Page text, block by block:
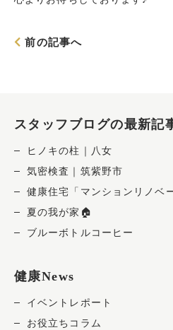
前の記事へ
スタッフブログの最新記
ヒノキの柱｜八女
気密検査｜筑紫野市
健康住宅「マンションリノベ
夏の我が家🏠
ブルーボトルコーヒー
健康News
イベントレポート
お役立ちコラム